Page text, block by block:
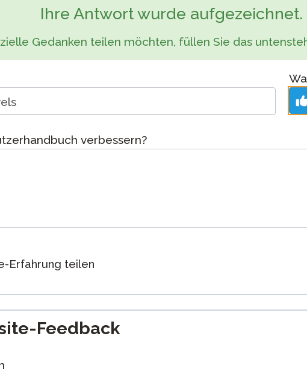
STAMP für ASL
STAMP für Hebräisch
an
Veranstaltungen
Ihre Antwort wurde aufgezeichnet.
Gedanken teilen möchten, füllen Sie das
verbessern?
Erfahrung teilen
Feedback